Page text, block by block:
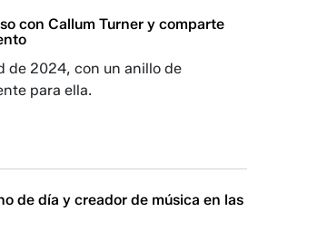
con Callum Turner y comparte
de 2024, con un anillo de
para ella.
de día y creador de música en las